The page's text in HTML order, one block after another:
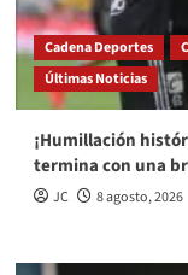
Cadena Deportes
Últimas Noticias
¡Humillación
termina con una
JC 8 agosto, 2026